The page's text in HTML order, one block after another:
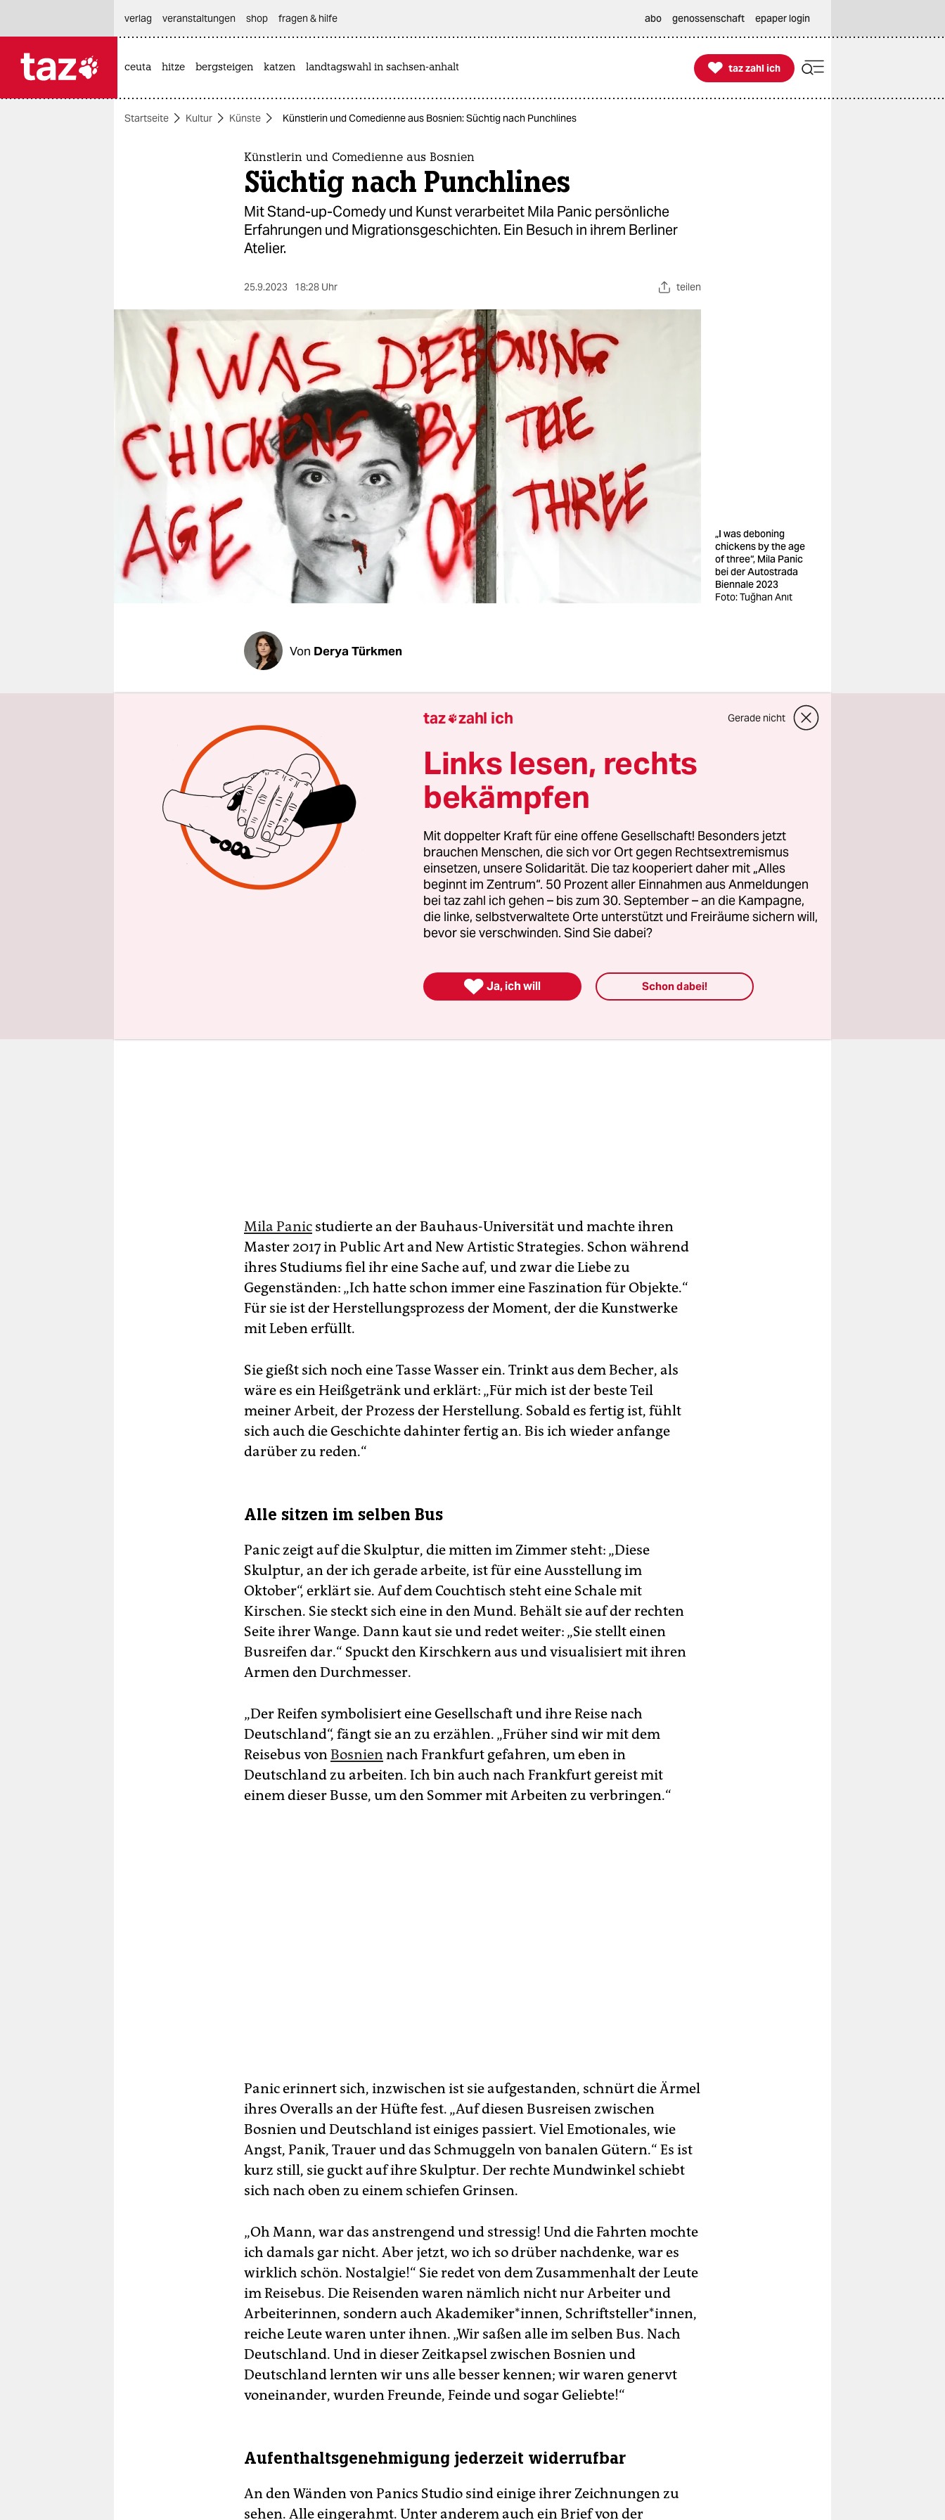
themen
berlin
nord
wahrheit
verlag
verlag
veranstaltungen
fragen & hilfe
unterstützen
abo
genossenschaft
verlag
veranstaltungen shop fragen & hilfe abo genossenschaft epaper login
ceuta hitze bergsteigen katzen landtagswahl in sachsen-anhalt 
taz zahl ich
taz zahl ich
Startseite Kultur Künste Künstlerin und Comedienne aus Bosnien: Süchtig nach Punchlines
Künstlerin und Comedienne aus Bosnien
Süchtig nach Punchlines
Mit Stand-up-Comedy und Kunst verarbeitet Mila Panic persönliche
Erfahrungen und Migrationsgeschichten. Ein Besuch in ihrem Berliner
Atelier.
25.9.2023 18:28 Uhr teilen
„I was deboning
chickens by the age
of three“, Mila Panic
bei der Autostrada
Biennale 2023
Foto: Tuğhan Anıt
Von Derya Türkmen
Beim Betreten des Studios ist das neue Kunstwerk von Mila Panic nicht
zu übersehen: Eine Skulptur aus Gips. Man erahnt eine Art Reifen. Die
Künstlerin trägt einen blauen Overall, die Ärmel aber sind an der
Hüfte zugeknotet. Unter dem Overall schaut ein weißes Top hervor.
Panic steht mitten in ihrem viel zu heißen Studio: „Ja das ist ein
Problem hier, die Hitze im Sommer. Grässlich!“ Sie zeigt auf den
Ventilator. „Und das Ding funktioniert jetzt auch nicht wirklich. Es
zirkuliert nur die warme Luft im Zimmer.“ Sie grinst. „Ich muss in
diesem Raum schnell sein, was meine Skulpturen betrifft. Bei der
Wärme trocknen sie schnell. Es ist ein Wettkampf gegen die Zeit,“
Mila Panic studierte an der Bauhaus-Universität und machte ihren
Master 2017 in Public Art and New Artistic Strategies. Schon während
ihres Studiums fiel ihr eine Sache auf, und zwar die Liebe zu
Gegenständen: „Ich hatte schon immer eine Faszination für Objekte.“
Für sie ist der Herstellungsprozess der Moment, der die Kunstwerke
mit Leben erfüllt.
Sie gießt sich noch eine Tasse Wasser ein. Trinkt aus dem Becher, als
wäre es ein Heißgetränk und erklärt: „Für mich ist der beste Teil
meiner Arbeit, der Prozess der Herstellung. Sobald es fertig ist, fühlt
sich auch die Geschichte dahinter fertig an. Bis ich wieder anfange
darüber zu reden.“
Alle sitzen im selben Bus
Panic zeigt auf die Skulptur, die mitten im Zimmer steht: „Diese
Skulptur, an der ich gerade arbeite, ist für eine Ausstellung im
Oktober“, erklärt sie. Auf dem Couchtisch steht eine Schale mit
Kirschen. Sie steckt sich eine in den Mund. Behält sie auf der rechten
Seite ihrer Wange. Dann kaut sie und redet weiter: „Sie stellt einen
Busreifen dar.“ Spuckt den Kirschkern aus und visualisiert mit ihren
Armen den Durchmesser.
„Der Reifen symbolisiert eine Gesellschaft und ihre Reise nach
Deutschland“, fängt sie an zu erzählen. „Früher sind wir mit dem
Reisebus vonBosniennach Frankfurt gefahren, um eben in
Deutschland zu arbeiten. Ich bin auch nach Frankfurt gereist mit
einem dieser Busse, um den Sommer mit Arbeiten zu verbringen.“
Panic erinnert sich, inzwischen ist sie aufgestanden, schnürt die Ärmel
ihres Overalls an der Hüfte fest. „Auf diesen Busreisen zwischen
Bosnien und Deutschland ist einiges passiert. Viel Emotionales, wie
Angst, Panik, Trauer und das Schmuggeln von banalen Gütern.“ Es ist
kurz still, sie guckt auf ihre Skulptur. Der rechte Mundwinkel schiebt
sich nach oben zu einem schiefen Grinsen.
„Oh Mann, war das anstrengend und stressig! Und die Fahrten mochte
ich damals gar nicht. Aber jetzt, wo ich so drüber nachdenke, war es
wirklich schön. Nostalgie!“ Sie redet von dem Zusammenhalt der Leute
im Reisebus. Die Reisenden waren nämlich nicht nur Arbeiter und
Arbeiterinnen, sondern auch Akademiker*innen, Schrift­stel­le­r*in­nen,
reiche Leute waren unter ihnen. „Wir saßen alle im selben Bus. Nach
Deutschland. Und in dieser Zeitkapsel zwischen Bosnien und
Deutschland lernten wir uns alle besser kennen; wir waren genervt
voneinander, wurden Freunde, Feinde und sogar Geliebte!“
Aufenthaltsgenehmigung jederzeit widerrufbar
An den Wänden von Panics Studio sind einige ihrer Zeichnungen zu
sehen. Alle eingerahmt. Unter anderem auch ein Brief von der
taz zahl ich Gerade nicht
Links lesen, rechts
bekämpfen
Mit doppelter Kraft für eine offene Gesellschaft! Besonders jetzt
brauchen Menschen, die sich vor Ort gegen Rechtsextremismus
einsetzen, unsere Solidarität. Die taz kooperiert daher mit „Alles
beginnt im Zentrum“. 50 Prozent aller Einnahmen aus Anmeldungen
bei taz zahl ich gehen – bis zum 30. September – an die Kampagne,
die linke, selbstverwaltete Orte unterstützt und Freiräume sichern will,
bevor sie verschwinden. Sind Sie dabei?
 Ja, ich will Schon dabei!